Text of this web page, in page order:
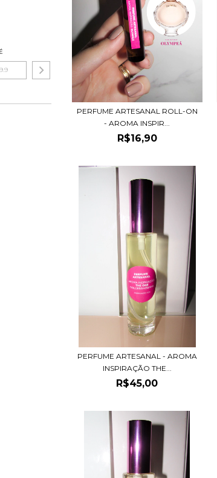
PERFUME ARTESANAL ROLL-ON
- AROMA INSPIR...
R$16,90
PERFUME ARTESANAL - AROMA
INSPIRAÇÃO THE...
R$45,00